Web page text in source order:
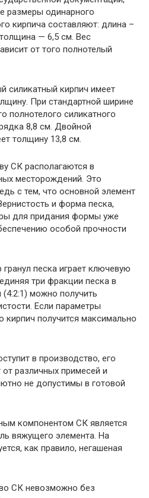
размеры одинарного
кирпича составляют: длина –
— 6,5 см. Вес
от того полнотелый
силикатный кирпич имеет
При стандартной ширине
полнотелого силикатного
8,8 см. Двойной
толщину 13,8 см.
СК располагаются в
месторождений. Это
с тем, что основной элемент
и форма песка,
для придания формы уже
особой прочности
песка играет ключевую
три фракции песка в
можно получить
Если параметры
кирпич получится максимально
в производство, его
различных примесей и
не допустимы в готовой
компонентом СК является
вяжущего элемента. На
как правило, негашеная
СК невозможно без